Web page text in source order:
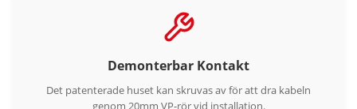
Demonterbar Kontakt
Det patenterade huset kan skruvas av för att dra kabeln
genom 20mm VP-rör vid installation.